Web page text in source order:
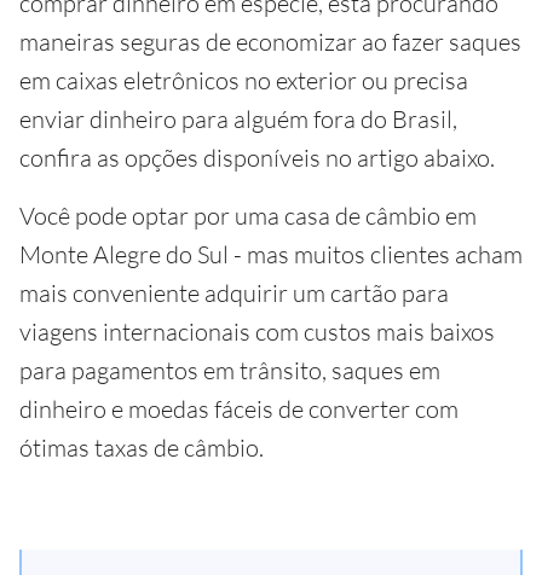
maneiras seguras de economizar ao fazer saques
em caixas eletrônicos no exterior ou precisa
enviar dinheiro para alguém fora do Brasil,
confira as opções disponíveis no artigo abaixo.
Você pode optar por uma casa de câmbio em
Monte Alegre do Sul - mas muitos clientes acham
mais conveniente adquirir um cartão para
viagens internacionais com custos mais baixos
para pagamentos em trânsito, saques em
dinheiro e moedas fáceis de converter com
ótimas taxas de câmbio.